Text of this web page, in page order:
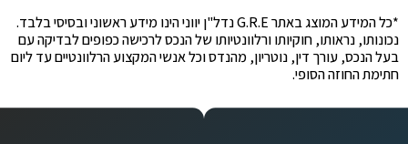
*כל המידע המוצג באתר G.R.E נדל"ן יווני הינו מידע ראשוני ובסיסי בלבד.
נכונותו, נראותו, חוקיותו ורלוונטיותו של הנכס לרכישה כפופים לבדיקה עם
בעל הנכס, עורך דין, נוטריון, מהנדס וכל אנשי המקצוע הרלוונטיים עד ליום
חתימת החוזה הסופי.